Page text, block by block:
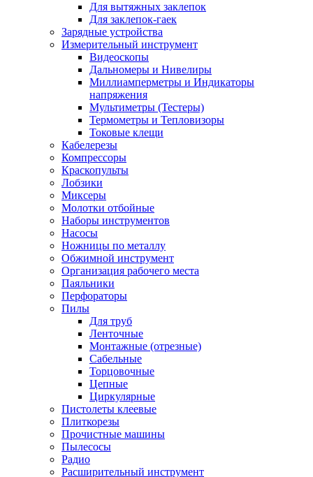
Для вытяжных заклепок
Для заклепок-гаек
Зарядные устройства
Измерительный инструмент
Видеоскопы
Дальномеры и Нивелиры
Миллиамперметры и Индикаторы
напряжения
Мультиметры (Тестеры)
Термометры и Тепловизоры
Токовые клещи
Кабелерезы
Компрессоры
Краскопульты
Лобзики
Миксеры
Молотки отбойные
Наборы инструментов
Насосы
Ножницы по металлу
Обжимной инструмент
Организация рабочего места
Паяльники
Перфораторы
Пилы
Для труб
Ленточные
Монтажные (отрезные)
Сабельные
Торцовочные
Цепные
Циркулярные
Пистолеты клеевые
Плиткорезы
Прочистные машины
Пылесосы
Радио
Расширительный инструмент